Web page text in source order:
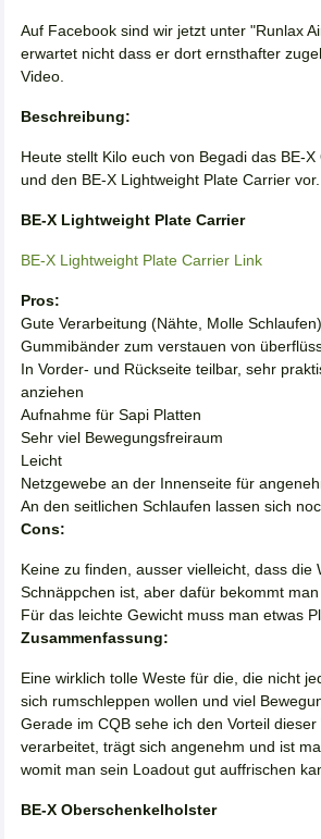
Auf Facebook sind wir jetzt unter "Runlax
erwartet nicht dass er dort ernsthafter
Video.
Beschreibung:
Heute stellt Kilo euch von Begadi das BE-
und den BE-X Lightweight Plate Carrier vor.
BE-X Lightweight Plate Carrier
BE-X Lightweight Plate Carrier Link
Pros:
Gute Verarbeitung (Nähte, Molle Schlaufen)
Gummibänder zum verstauen von
In Vorder- und Rückseite teilbar, sehr
anziehen
Aufnahme für Sapi Platten
Sehr viel Bewegungsfreiraum
Leicht
Netzgewebe an der Innenseite für
An den seitlichen Schlaufen lassen sich
Cons:
Keine zu finden, ausser vielleicht, dass die
Schnäppchen ist, aber dafür bekommt
Für das leichte Gewicht muss man etwas
Zusammenfassung:
Eine wirklich tolle Weste für die, die nicht
sich rumschleppen wollen und viel
Gerade im CQB sehe ich den Vorteil
verarbeitet, trägt sich angenehm und ist
womit man sein Loadout gut auffrischen
BE-X Oberschenkelholster